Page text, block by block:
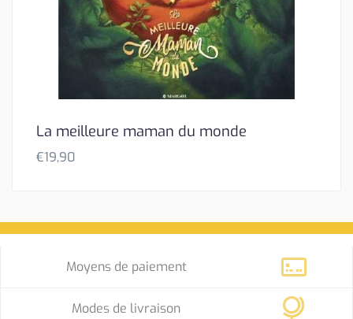
La meilleure maman du monde
€19,90
Moyens de paiement
Modes de livraison